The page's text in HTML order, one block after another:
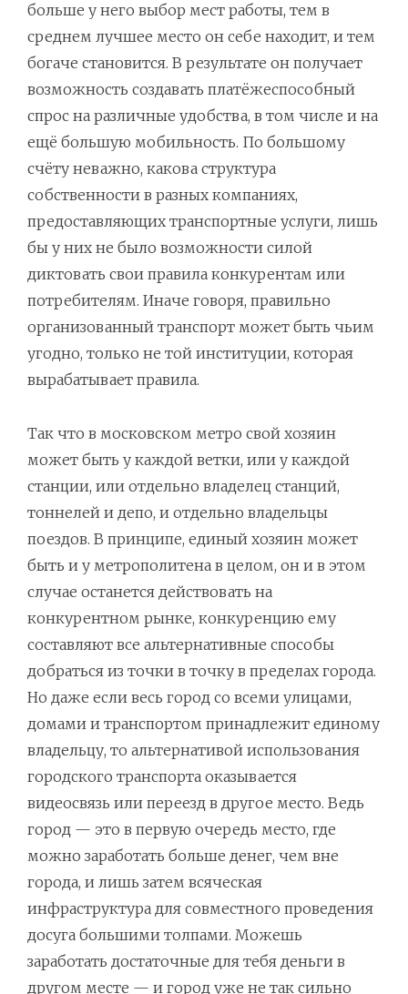
больше у него выбор мест работы, тем в
среднем лучшее место он себе находит, и тем
богаче становится. В результате он получает
возможность создавать платёжеспособный
спрос на различные удобства, в том числе и на
ещё большую мобильность. По большому
счёту неважно, какова структура
собственности в разных компаниях,
предоставляющих транспортные услуги, лишь
бы у них не было возможности силой
диктовать свои правила конкурентам или
потребителям. Иначе говоря, правильно
организованный транспорт может быть чьим
угодно, только не той институции, которая
вырабатывает правила.
Так что в московском метро свой хозяин
может быть у каждой ветки, или у каждой
станции, или отдельно владелец станций,
тоннелей и депо, и отдельно владельцы
поездов. В принципе, единый хозяин может
быть и у метрополитена в целом, он и в этом
случае останется действовать на
конкурентном рынке, конкуренцию ему
составляют все альтернативные способы
добраться из точки в точку в пределах города.
Но даже если весь город со всеми улицами,
домами и транспортом принадлежит единому
владельцу, то альтернативой использования
городского транспорта оказывается
видеосвязь или переезд в другое место. Ведь
город — это в первую очередь место, где
можно заработать больше денег, чем вне
города, и лишь затем всяческая
инфраструктура для совместного проведения
досуга большими толпами. Можешь
заработать достаточные для тебя деньги в
другом месте — и город уже не так сильно